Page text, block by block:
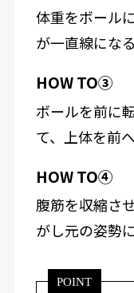
体重をボール
が一直線にな
HOW TO③
ボールを前に
て、上体を前へ
HOW TO④
腹筋を収縮さ
がし元の姿勢に
POINT